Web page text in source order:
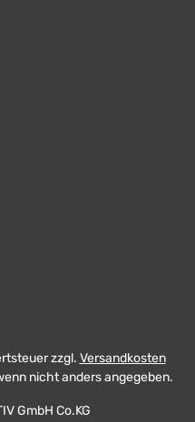
GmbH Co.KG
zzgl. Versandkosten
nicht anders angegeben.